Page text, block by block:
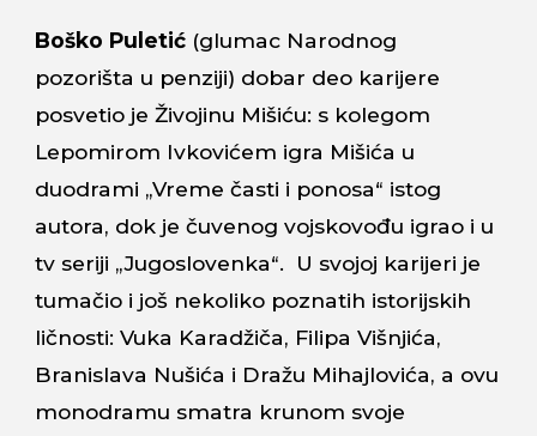
Boško Puletić (glumac Narodnog
pozorišta u penziji) dobar deo karijere
posvetio je Živojinu Mišiću: s kolegom
Lepomirom Ivkovićem igra Mišića u
duodrami „Vreme časti i ponosa“ istog
autora, dok ječuvenog vojskovođu igrao i u
tv seriji „Jugoslovenka“. U svojoj karijeri je
tumačio i još nekoliko poznatih istorijskih
ličnosti: Vuka Karadžiča, Filipa Višnjića,
Branislava Nušića i Dražu Mihajlovića, a ovu
monodramu smatra krunom svoje